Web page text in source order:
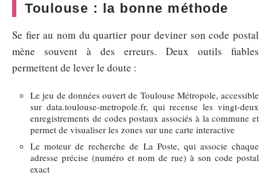
Toulouse : la bonne méthode
Se fier au nom du quartier pour deviner son code postal
mène souvent à des erreurs. Deux outils fiables
permettent de lever le doute :
Le jeu de données ouvert de Toulouse Métropole, accessible
sur data.toulouse-metropole.fr, qui recense les vingt-deux
enregistrements de codes postaux associés à la commune et
permet de visualiser les zones sur une carte interactive
Le moteur de recherche de La Poste, qui associe chaque
adresse précise (numéro et nom de rue) à son code postal
exact